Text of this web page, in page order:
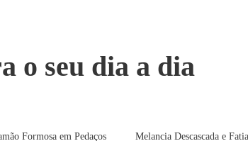
o seu dia a dia
Formosa em Pedaços
Melancia Descascada e